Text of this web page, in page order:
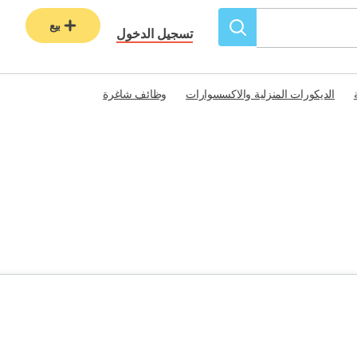
تسجيل الدخول
بيع
الديكورات المنزلية والاكسسوارات وظائف شاغرة